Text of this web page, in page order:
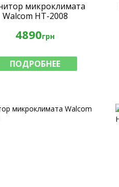
микроклимата
Walcom HT-2008
4890грн
ПОДРОБНЕЕ